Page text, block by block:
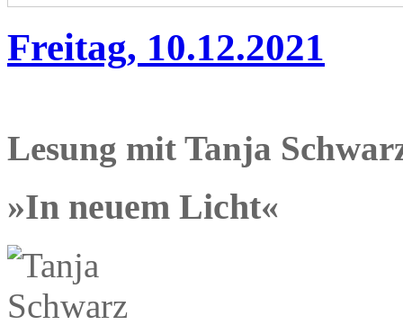
Freitag, 10.12.2021
Lesung mit Tanja
»In neuem Licht«